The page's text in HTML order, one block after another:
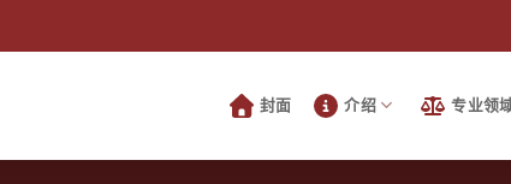
封面 介绍 专业领